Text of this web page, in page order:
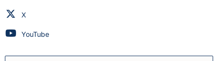
Myndigheten för civilt försvar på
X
Myndigheten för civilt försvar på
YouTube